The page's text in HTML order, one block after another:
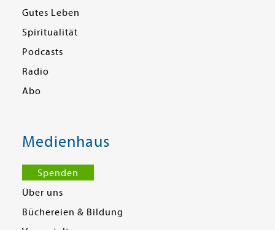
Gutes Leben
Spiritualität
Podcasts
Radio
Abo
Medienhaus
Spenden
Über uns
Büchereien & Bildung